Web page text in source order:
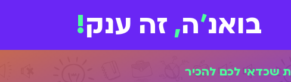
בואנ'ה, זה ענק!